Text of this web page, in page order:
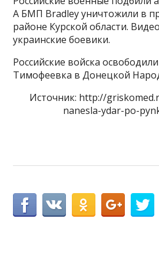
А БМП Bradley уничтожили в
районе Курской области.
украинские боевики.
Российские войска
Тимофеевка в Донецкой
Источник: http://
nanesla-ydar-po-